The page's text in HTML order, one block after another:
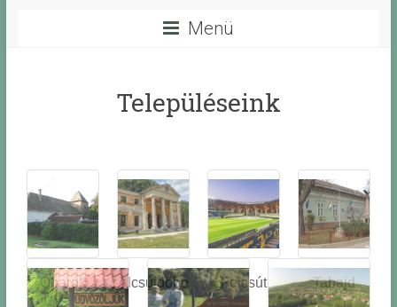
Menü
Településeink
Óbarok
Alcsútdobo
z
Felcsút Tabajd